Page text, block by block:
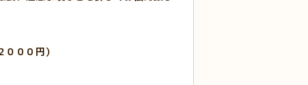
００円）